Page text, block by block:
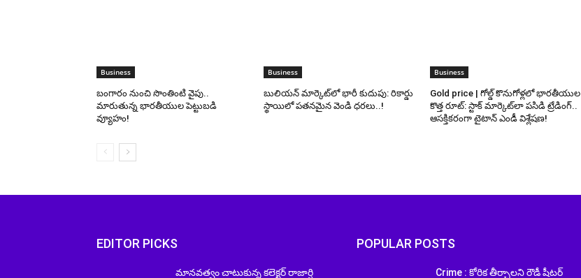
Business
బంగారం నుంచి సొంతింటి వైపు..
మారుతున్న భారతీయుల పెట్టుబడి
వ్యూహం!
Business
బులియన్ మార్కెట్‌లో భారీ కుదుపు: రికార్డు
స్థాయిలో పతనమైన వెండి ధరలు..!
Business
Gold price | గోల్డ్ కొనుగోళ్లలో భారతీయుల
కొత్త రూట్: స్టాక్ మార్కెట్‌లా పసిడి ట్రేడింగ్..
ఆసక్తికరంగా టైటాన్ ఎండీ విశ్లేషణ!
EDITOR PICKS
మానవత్వం చాటుకున్న కలెక్టర్ రాజార్షి
POPULAR POSTS
Crime : కోరిక తీర్చాలని రౌడీ షీటర్‌